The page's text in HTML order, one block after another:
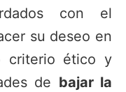
con el
su deseo en
criterio ético y
de bajar la